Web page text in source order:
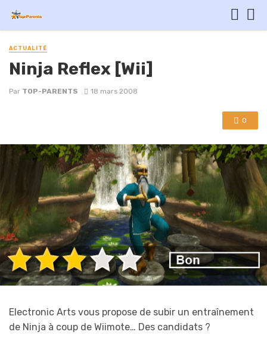
ACTUALITÉ
Ninja Reflex [Wii]
Par TOP-PARENTS 18 mars 2008
0
Electronic Arts vous propose de subir un entraînement
de Ninja à coup de Wiimote… Des candidats ?